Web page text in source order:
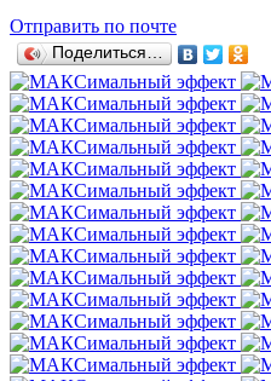
Отправить по почте
Поделиться…